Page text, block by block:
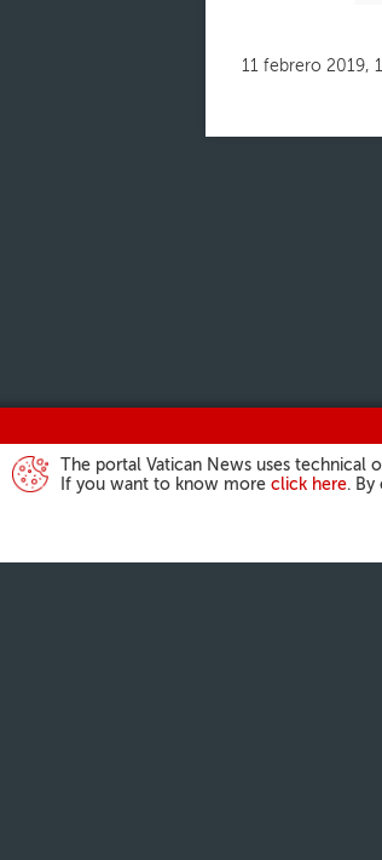
The portal Vatican News uses technical
If you want to know more click here. By
11 febrero 2019,